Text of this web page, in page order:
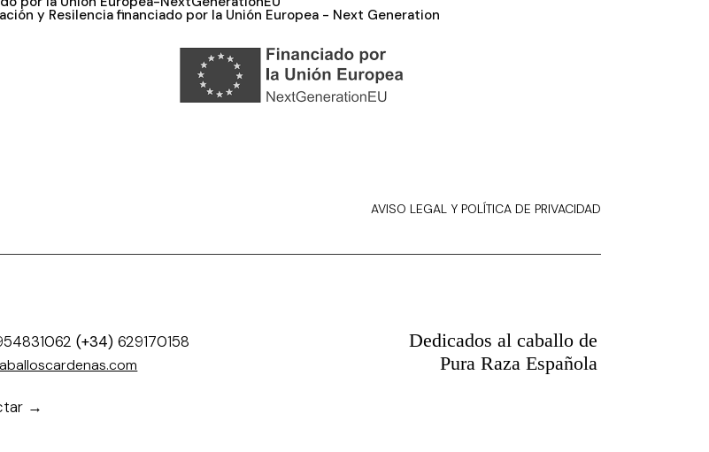
y Resilencia financiado por la Unión Europea - Next Generation
AVISO LEGAL Y POLÍTICA DE PRIVACIDAD
(+34)629170158
→
Dedicados al caballo de
Pura Raza Española